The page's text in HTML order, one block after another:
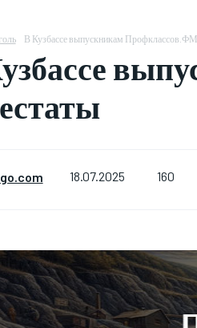
В Кузбассе выпускникам Профклассов.ФМ
18.07.2025 160